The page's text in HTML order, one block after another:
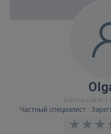
Был на сайте: 1
Частный специалист ·